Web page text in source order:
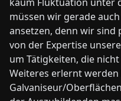
müssen wir gerade
ansetzen, denn wir sind
von der Expertise
um Tätigkeiten, die
Weiteres erlernt
Galvaniseur/